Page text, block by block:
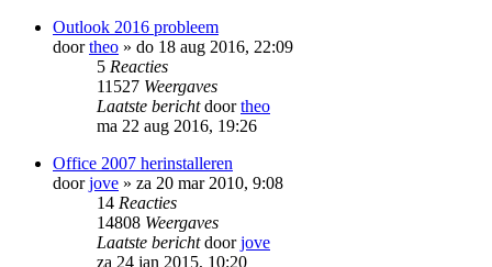
Outlook 2016 probleem
doortheo » do 18 aug 2016, 22:09
5 Reacties
11527 Weergaves
Laatste berichtdoortheo
ma 22 aug 2016, 19:26
Office 2007 herinstalleren
doorjove » za 20 mar 2010, 9:08
14 Reacties
14808 Weergaves
Laatste berichtdoorjove
za 24 jan 2015, 10:20